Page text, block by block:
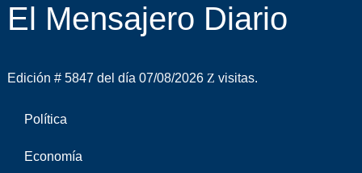
El Mensajero Diario
Edición # 5847 del día 07/08/2026 visitas.
Política
Economía